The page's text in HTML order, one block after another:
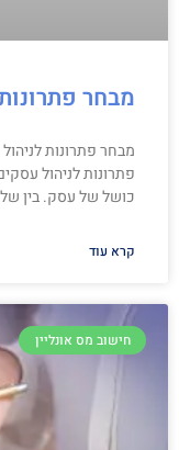
מבחר
מבחר פתרונות
פתרונות לניהול
כושל של עסק. בין
קרא עוד
חישוב מס אונליין